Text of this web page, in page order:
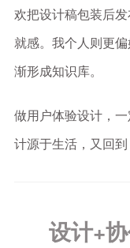
欢把设计稿包装后
就感。我个人则更
渐形成知识库。
做用户体验设计，
计源于生活，又回到
设计+